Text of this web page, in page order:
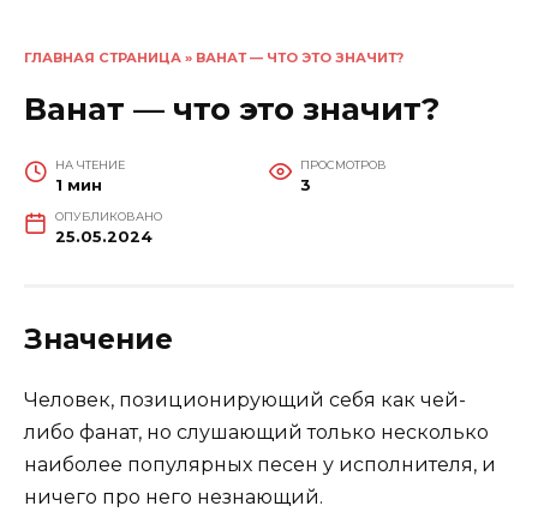
ГЛАВНАЯ СТРАНИЦА » ВАНАТ — ЧТО ЭТО ЗНАЧИТ?
Ванат — что это значит?
НА ЧТЕНИЕ
1 мин
ПРОСМОТРОВ
3
ОПУБЛИКОВАНО
25.05.2024
Значение
Человек, позиционирующий себя как чей-
либо фанат, но слушающий только несколько
наиболее популярных песен у исполнителя, и
ничего про него незнающий.